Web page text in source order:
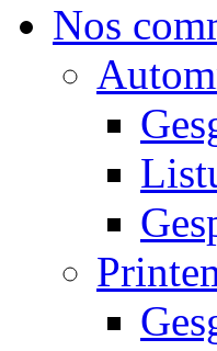
Nos